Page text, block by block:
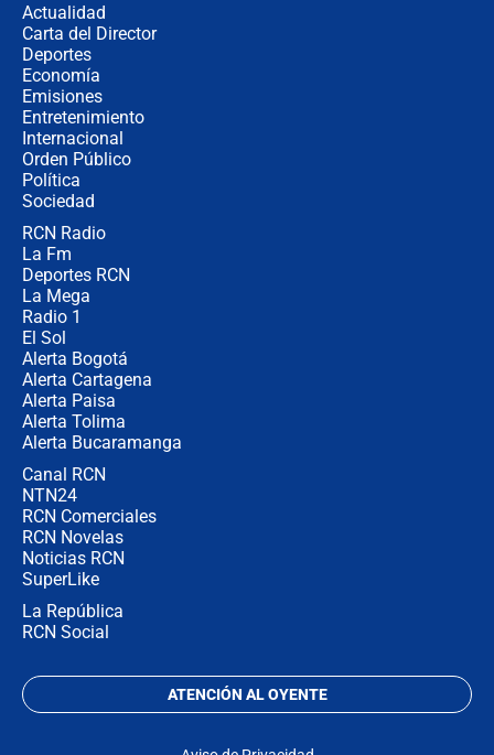
Actualidad
Carta del Director
Deportes
Economía
Emisiones
Entretenimiento
Internacional
Orden Público
Política
Sociedad
RCN Radio
La Fm
Deportes RCN
La Mega
Radio 1
El Sol
Alerta Bogotá
Alerta Cartagena
Alerta Paisa
Alerta Tolima
Alerta Bucaramanga
Canal RCN
NTN24
RCN Comerciales
RCN Novelas
Noticias RCN
SuperLike
La República
RCN Social
ATENCIÓN AL OYENTE